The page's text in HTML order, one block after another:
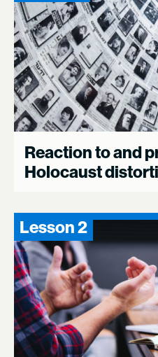
Reaction to and
Holocaust
Lesson 2